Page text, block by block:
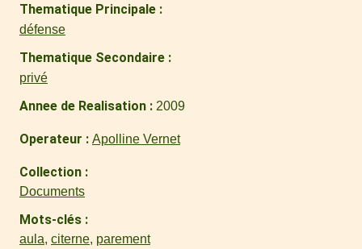
Thematique Principale
défense
Thematique Secondaire
privé
Annee de Realisation 2009
Operateur Apolline Vernet
Collection
Documents
Mots-clés
aula, citerne, parement